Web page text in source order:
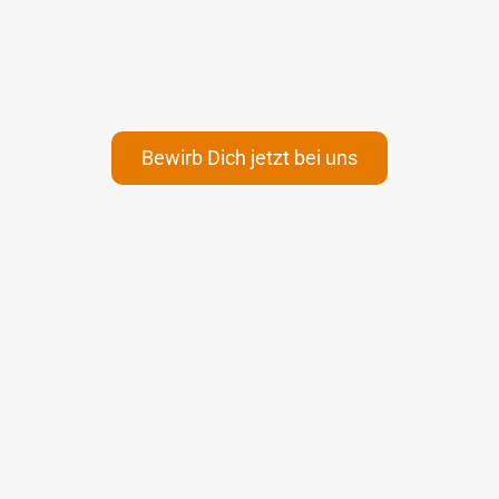
Bewirb Dich jetzt bei uns